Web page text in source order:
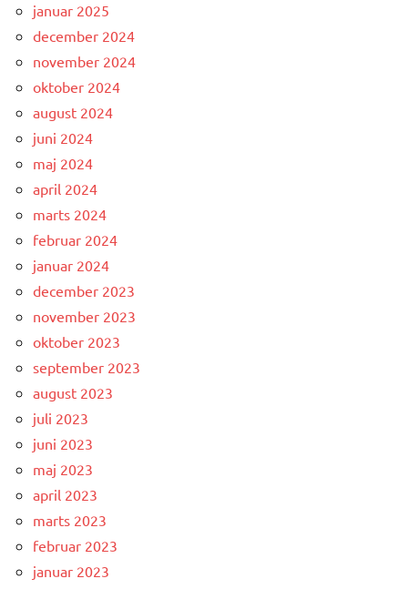
januar 2025
december 2024
november 2024
oktober 2024
august 2024
juni 2024
maj 2024
april 2024
marts 2024
februar 2024
januar 2024
december 2023
november 2023
oktober 2023
september 2023
august 2023
juli 2023
juni 2023
maj 2023
april 2023
marts 2023
februar 2023
januar 2023